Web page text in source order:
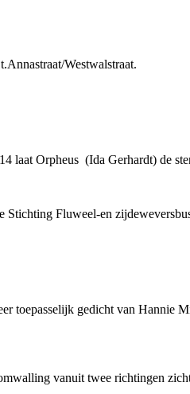
Westwalstraat.
laat Orpheus (Ida Gerhardt) de
Fluweel-en
toepasselijk gedicht van Hannie
vanuit twee richtingen